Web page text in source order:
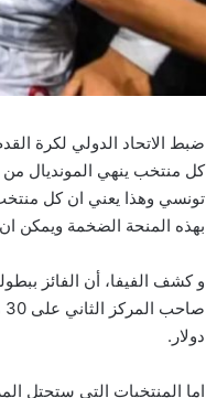
ضبط الاتحاد الدولي لكرة
تونسي وهذا يعني ان كل
بهذه المنحة الضخمة ويمكن
دولار.